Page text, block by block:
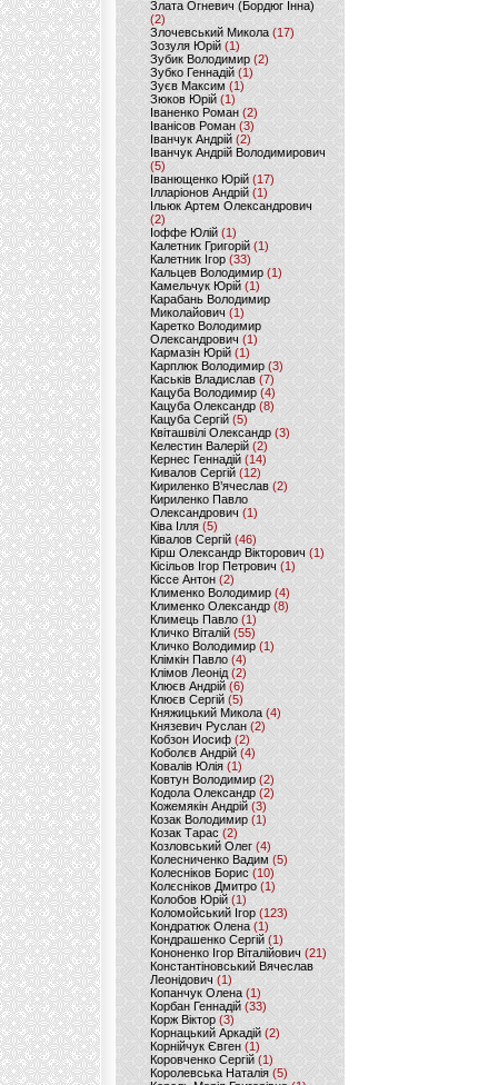
Злата Огневич (Бордюг Інна)
(2)
Злочевський Микола(17)
Зозуля Юрій (1)
Зубик Володимир (2)
Зубко Геннадій (1)
Зуєв Максим(1)
Зюков Юрій (1)
Іваненко Роман (2)
Іванісов Роман (3)
Іванчук Андрій(2)
Іванчук Андрій Володимирович
(5)
Іванющенко Юрій (17)
Ілларіонов Андрій (1)
Ільюк Артем Олександрович
(2)
Іоффе Юлій (1)
Калетник Григорій(1)
Калетник Ігор (33)
Кальцев Володимир(1)
Камельчук Юрій (1)
Карабань Володимир
Миколайович (1)
Каретко Володимир
Олександрович (1)
Кармазін Юрій(1)
Карплюк Володимир(3)
Каськів Владислав (7)
Кацуба Володимир (4)
Кацуба Олександр (8)
Кацуба Сергій (5)
Квіташвілі Олександр(3)
Келестин Валерій(2)
Кернес Геннадій (14)
Кивалов Сергій (12)
Кириленко В’ячеслав (2)
Кириленко Павло
Олександрович (1)
Ківа Ілля (5)
Ківалов Сергій(46)
Кірш Олександр Вікторович (1)
Кісільов Ігор Петрович (1)
Кіссе Антон (2)
Клименко Володимир(4)
Клименко Олександр (8)
Климець Павло (1)
Кличко Віталій(55)
Кличко Володимир (1)
Клімкін Павло (4)
Клімов Леонід(2)
Клюєв Андрій(6)
Клюєв Сергій (5)
Княжицький Микола(4)
Князевич Руслан (2)
Кобзон Иосиф(2)
Коболєв Андрій (4)
Ковалів Юлія(1)
Ковтун Володимир (2)
Кодола Олександр (2)
Кожемякін Андрій (3)
Козак Володимир (1)
Козак Тарас (2)
Козловський Олег(4)
Колесниченко Вадим (5)
Колесніков Борис (10)
Колєсніков Дмитро (1)
Колобов Юрій (1)
Коломойський Ігор (123)
Кондратюк Олена(1)
Кондрашенко Сергій (1)
Кононенко Ігор Віталійович (21)
Константіновський Вячеслав
Леонідович (1)
Копанчук Олена (1)
Корбан Геннадій (33)
Корж Віктор (3)
Корнацький Аркадій (2)
Корнійчук Євген (1)
Коровченко Сергій (1)
Королевська Наталія(5)